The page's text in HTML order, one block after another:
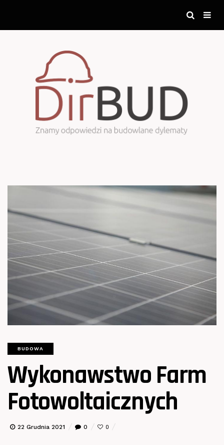
BUDOWA
Wykonawstwo Farm
Fotowoltaicznych
22 Grudnia 2021 0 0